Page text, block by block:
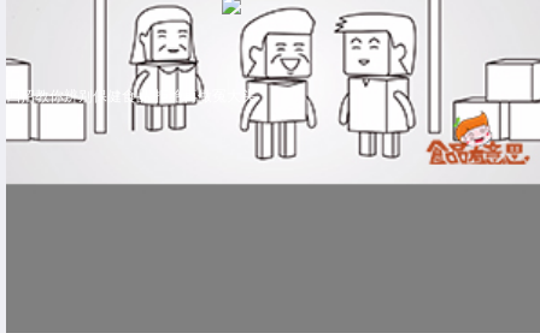
四招教你辨别保健食品 拒绝再做冤大头